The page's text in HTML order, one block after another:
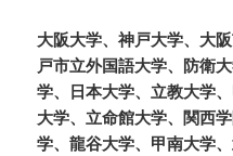
大阪大学、神戸大学、大
戸市立外国語大学、防衛
学、日本大学、立教大学
大学、立命館大学、関西
学、龍谷大学、甲南大学